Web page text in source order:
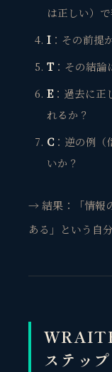
は正しい）
I：その前提
T：その結論
E：過去に正
れるか？
C：逆の例（
いか？
→ 結果：「情報
ある」という自
ステップ